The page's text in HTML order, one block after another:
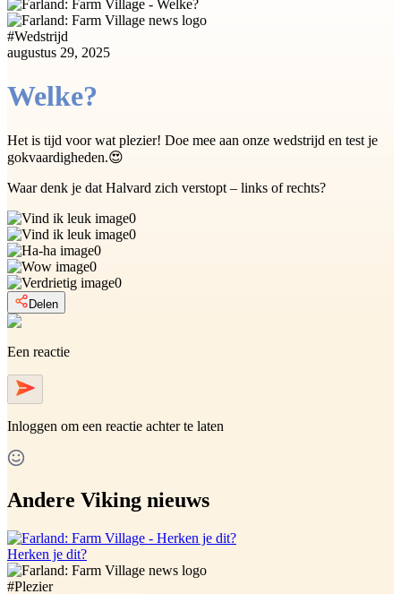
#Wedstrijd
augustus 29, 2025
Welke?
Het is tijd voor wat plezier! Doe mee aan onze wedstrijd en test je
gokvaardigheden.😍
Waar denk je dat Halvard zich verstopt – links of rechts?
0
0
0
0
0
Delen
Een reactie
Inloggen om een reactie achter te laten
Andere Viking nieuws
Herken je dit?
#Plezier